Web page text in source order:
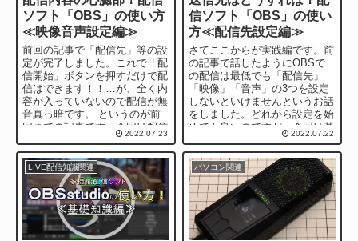
ソフト「OBS」の使い方
≪映像音声設定編≫
前回の記事で「配信先」等の設
定が完了しました。これで「配
信開始」ボタンを押すだけで配
信はできます！！…が、全く内
容が入っていないので配信が無
音真っ暗です。 というのが前
回までの記事です。今回は配信
のメインである中身を設定...
2022.07.23
信ソフト「OBS」の使い
方≪配信先設定編≫
さてここからが実践編です。前
の記事で話したようにOBSで
の配信は最低でも「配信先」
「映像」「音声」の3つを設定
しないといけませんというお話
をしました。どれから設定を始
めても良いのですが、今回は基
礎設定でもある「配信先」の設
定を話していきた...
2022.07.22
LIVE配信知識関連 パソコン関連